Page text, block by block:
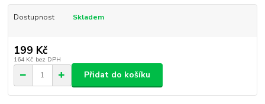
Dostupnost Skladem
199 Kč
164 Kč bez DPH
Přidat do košíku